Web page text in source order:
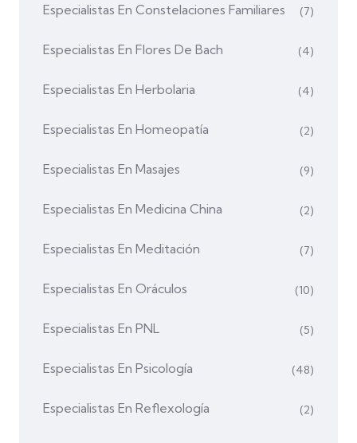
Especialistas En Constelaciones Familiares (7)
Especialistas En Flores De Bach (4)
Especialistas En Herbolaria (4)
Especialistas En Homeopatía (2)
Especialistas En Masajes (9)
Especialistas En Medicina China (2)
Especialistas En Meditación (7)
Especialistas En Oráculos (10)
Especialistas En PNL (5)
Especialistas En Psicología (48)
Especialistas En Reflexología (2)